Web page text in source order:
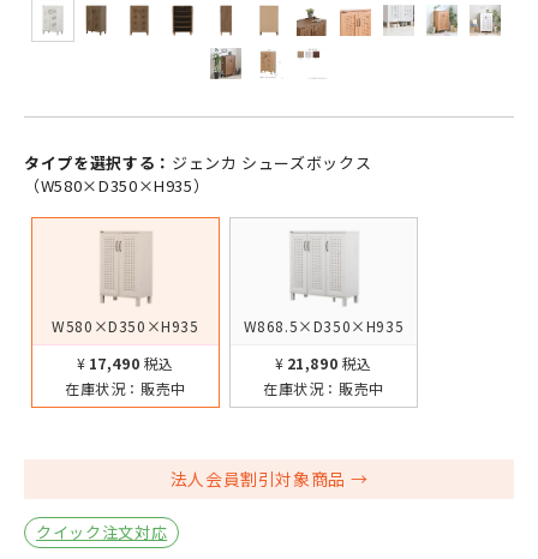
タイプを選択する： ジェンカ シューズボックス
（W580×D350×H935）
W580×D350×H935
¥17,490 税込
在庫状況： 販売中
W868.5×D350×H935
¥21,890 税込
在庫状況： 販売中
法人会員割引対象商品
クイック注文対応